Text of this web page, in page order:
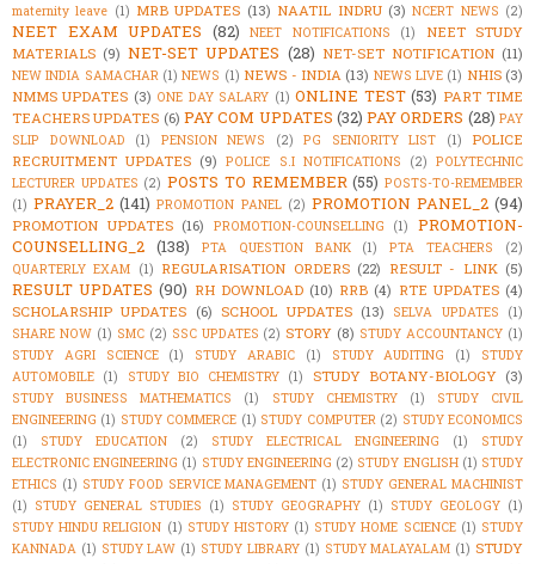
maternity leave (1) MRB UPDATES (13) NAATIL INDRU (3) NCERT NEWS (2)
NEET EXAM UPDATES (82) NEET NOTIFICATIONS (1)
NEET STUDY
MATERIALS (9) NET-SET UPDATES (28) NET-SET NOTIFICATION (11)
NEW INDIA SAMACHAR (1) NEWS (1) NEWS - INDIA (13) NEWS LIVE (1) NHIS (3)
NMMS UPDATES (3) ONE DAY SALARY (1) ONLINE TEST (53) PART TIME
TEACHERS UPDATES (6) PAY COM UPDATES (32) PAY ORDERS (28) PAY
SLIP DOWNLOAD
(1) PENSION NEWS (2) PG SENIORITY LIST (1)
POLICE
RECRUITMENT UPDATES (9) POLICE S.I NOTIFICATIONS (2) POLYTECHNIC
LECTURER UPDATES (2) POSTS TO REMEMBER (55) POSTS-TO-REMEMBER
(1) PRAYER_2 (141) PROMOTION PANEL (2) PROMOTION PANEL_2 (94)
PROMOTION UPDATES (16) PROMOTION-COUNSELLING (1)
PROMOTION-
COUNSELLING_2 (138) PTA QUESTION BANK (1) PTA TEACHERS
(2)
QUARTERLY EXAM (1) REGULARISATION ORDERS (22) RESULT - LINK (5)
RESULT UPDATES (90) RH DOWNLOAD (10) RRB (4) RTE UPDATES (4)
SCHOLARSHIP UPDATES (6) SCHOOL UPDATES (13) SELVA UPDATES
(1)
SHARE NOW (1) SMC (2) SSC UPDATES (2) STORY (8) STUDY ACCOUNTANCY (1)
STUDY AGRI SCIENCE
(1) STUDY ARABIC (1) STUDY AUDITING (1)
STUDY
AUTOMOBILE (1) STUDY BIO CHEMISTRY (1) STUDY BOTANY-BIOLOGY (3)
STUDY BUSINESS MATHEMATICS (1) STUDY CHEMISTRY (1)
STUDY CIVIL
ENGINEERING (1) STUDY COMMERCE (1) STUDY COMPUTER (2) STUDY ECONOMICS
(1)
STUDY EDUCATION (2) STUDY ELECTRICAL ENGINEERING (1)
STUDY
ELECTRONIC ENGINEERING (1) STUDY ENGINEERING (2) STUDY ENGLISH (1) STUDY
ETHICS (1) STUDY FOOD SERVICE MANAGEMENT (1) STUDY GENERAL MACHINIST
(1) STUDY GENERAL STUDIES (1) STUDY GEOGRAPHY (1) STUDY GEOLOGY (1)
STUDY HINDU RELIGION (1) STUDY HISTORY (1) STUDY HOME SCIENCE (1) STUDY
KANNADA (1) STUDY LAW (1) STUDY LIBRARY (1) STUDY MALAYALAM (1) STUDY